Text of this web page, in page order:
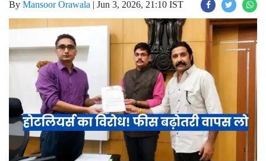
By Mansoor Orawala | Jun 3, 2026, 21:10 IST